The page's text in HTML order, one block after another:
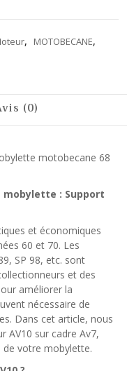
, MOTOBECANE,
(0)
motobecane 68
: Support
et économiques
60 et 70. Les
SP 98, etc. sont
et des
améliorer la
nécessaire de
Dans cet article, nous
AV10 sur cadre Av7,
votre mobylette.